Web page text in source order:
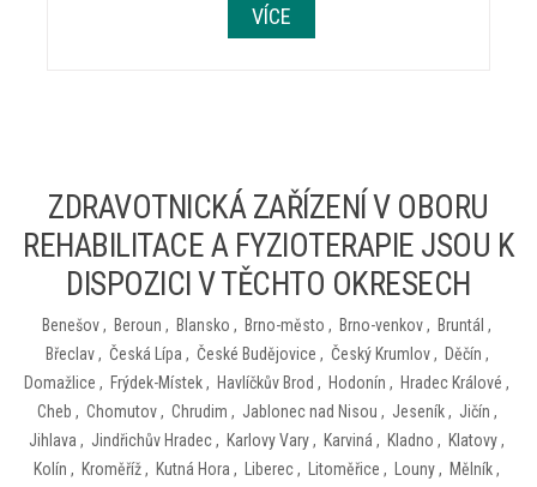
VÍCE
ZDRAVOTNICKÁ ZAŘÍZENÍ V OBORU
REHABILITACE A FYZIOTERAPIE JSOU K
DISPOZICI V TĚCHTO OKRESECH
Benešov, Beroun , Blansko , Brno-město , Brno-venkov, Bruntál ,
Břeclav, Česká Lípa , České Budějovice , Český Krumlov, Děčín ,
Domažlice , Frýdek-Místek, Havlíčkův Brod , Hodonín , Hradec Králové ,
Cheb , Chomutov, Chrudim , Jablonec nad Nisou , Jeseník, Jičín ,
Jihlava , Jindřichův Hradec, Karlovy Vary, Karviná , Kladno , Klatovy,
Kolín , Kroměříž, Kutná Hora , Liberec, Litoměřice , Louny, Mělník,